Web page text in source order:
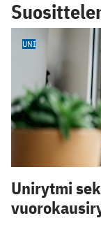
UNI
Unirytmi